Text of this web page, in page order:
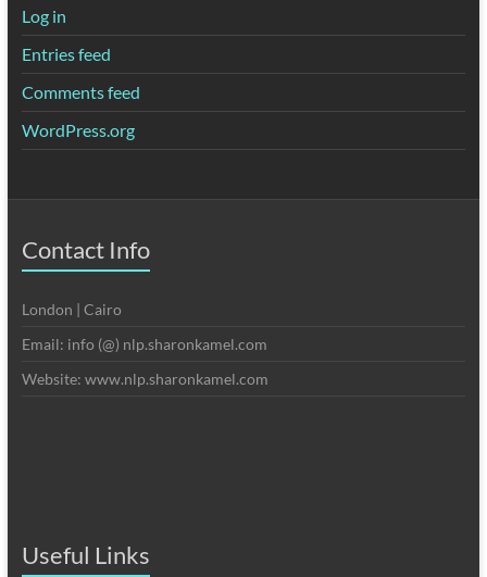
Log in
Entries feed
Comments feed
WordPress.org
Contact Info
London | Cairo
Email: info (@) nlp.sharonkamel.com
Website: www.nlp.sharonkamel.com
Useful Links